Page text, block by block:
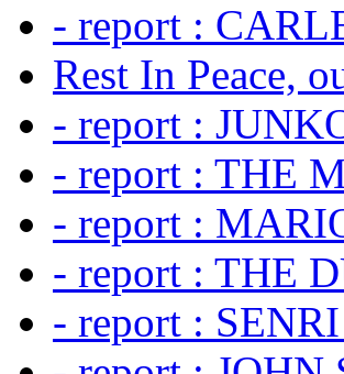
- report :
Rest In Peace,
- report :
- report : THE
- report :
- report : THE
- report :